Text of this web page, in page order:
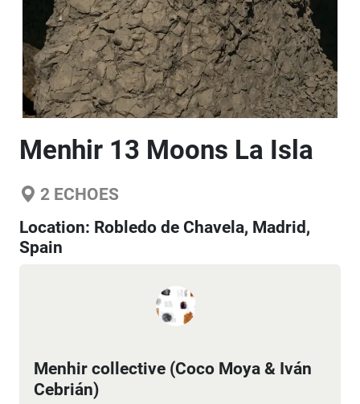
Menhir 13 Moons La Isla
2 ECHOES
Location: Robledo de Chavela, Madrid,
Spain
Menhir collective (Coco Moya & Iván
Cebrián)